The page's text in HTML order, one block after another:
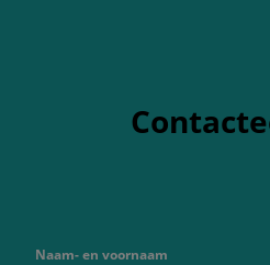
Naam- en voornaam